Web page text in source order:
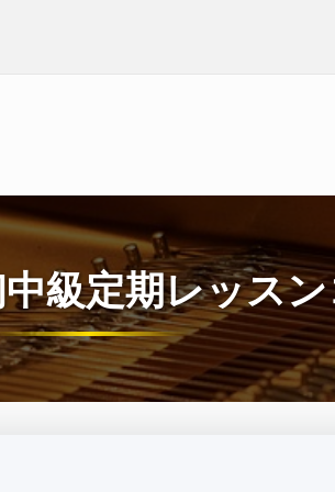
中級定期レッス